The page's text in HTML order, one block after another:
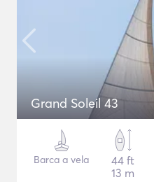
Grand Soleil 43
Barca a vela
44 ft
13 m